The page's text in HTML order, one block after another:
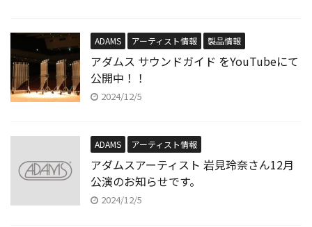
ADAMS アーティスト情報 製品情報
アダムス サウンドガイド をYouTubeにて
公開中！！
2024/12/5
ADAMS アーティスト情報
アダムスアーティスト 岩見玲奈さん12月
公演のお知らせです。
2024/12/5